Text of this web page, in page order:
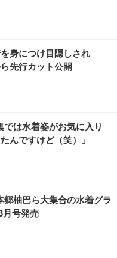
身につけ目隠しされ
先行カット公開
は水着姿がお気に入り
んですけど（笑）」
柚巴ら大集合の水着グラ
月号発売